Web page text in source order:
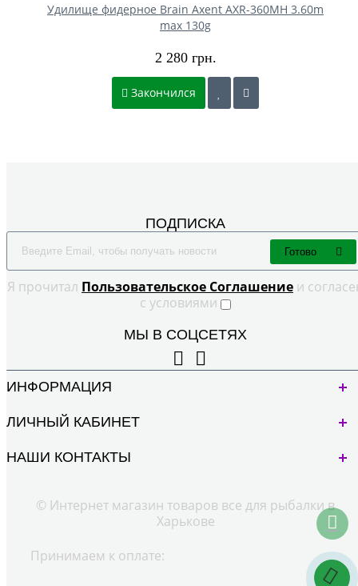
Удилище фидерное Brain Axent AXR-360MH 3.60m
max 130g
2 280 грн.
Закончился
ПОДПИСКА
Я прочитал Пользовательское Cоглашение и
с условиями
Готово
МЫ В СОЦСЕТЯХ
ИНФОРМАЦИЯ
ЛИЧНЫЙ КАБИНЕТ
НАШИ КОНТАКТЫ
© Интернет магазин товаров все для рыбалки в
Харькове
Принимаем к оплате: